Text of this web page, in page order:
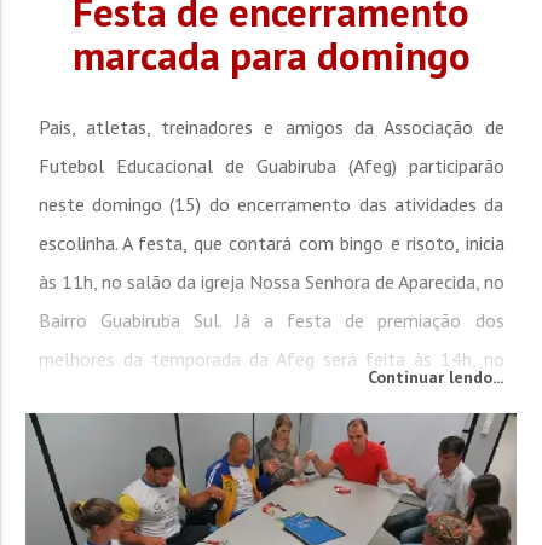
Festa de encerramento
marcada para domingo
Pais, atletas, treinadores e amigos da Associação de
Futebol Educacional de Guabiruba (Afeg) participarão
neste domingo (15) do encerramento das atividades da
escolinha. A festa, que contará com bingo e risoto, inicia
às 11h, no salão da igreja Nossa Senhora de Aparecida, no
Bairro Guabiruba Sul. Já a festa de premiação dos
melhores da temporada da Afeg será feita às 14h, no
homenagens. Inclusive aqueles que receberam as...
Continuar lendo...